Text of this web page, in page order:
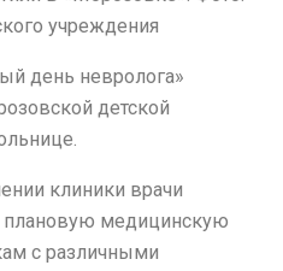
день невролога»
детской
клиники врачи
медицинскую
с различными